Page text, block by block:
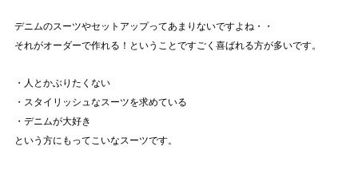
デニムのスーツやセットアップってあまりないですよね・・
それがオーダーで作れる！ということですごく喜ばれる方が多いです。
・人とかぶりたくない
・スタイリッシュなスーツを求めている
・デニムが大好き
という方にもってこいなスーツです。